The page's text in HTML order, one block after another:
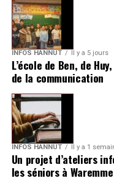
INFOS HANNUT Il y a 5 jours
L’école de Ben, de
de la communication
INFOS HANNUT Il y a 1
Un projet d’ateliers
les séniors à Waremme